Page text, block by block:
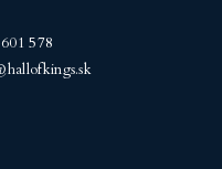
578